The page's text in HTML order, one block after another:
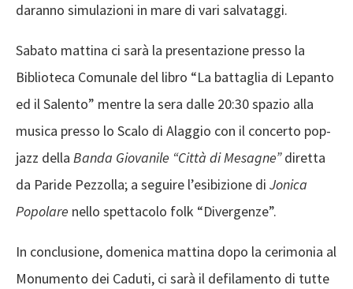
daranno simulazioni in mare di vari salvataggi.
Sabato mattina ci sarà la presentazione presso la
Biblioteca Comunale del libro “La battaglia di Lepanto
ed il Salento” mentre la sera dalle 20:30 spazio alla
musica presso lo Scalo di Alaggio con il concerto pop-
jazz della Banda Giovanile “Città di Mesagne”diretta
da Paride Pezzolla; a seguire l’esibizione di Jonica
Popolare nello spettacolo folk “Divergenze”.
In conclusione, domenica mattina dopo la cerimonia al
Monumento dei Caduti, ci sarà il defilamento di tutte